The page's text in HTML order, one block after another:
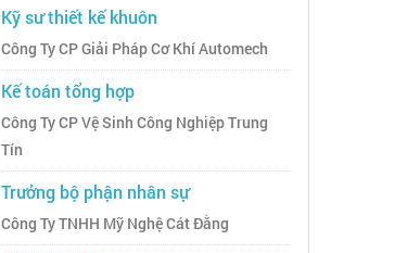
Kỹ sư thiết kế khuôn
Công Ty CP Giải Pháp Cơ Khí Automech
Kế toán tổng hợp
Công Ty CP Vệ Sinh Công Nghiệp Trung
Tín
Trưởng bộ phận nhân sự
Công Ty TNHH Mỹ Nghệ Cát Đằng